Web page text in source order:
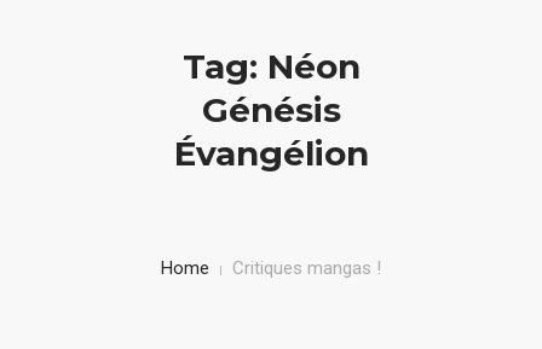
Tag: Néon
Génésis
Évangélion
Home Critiques mangas !